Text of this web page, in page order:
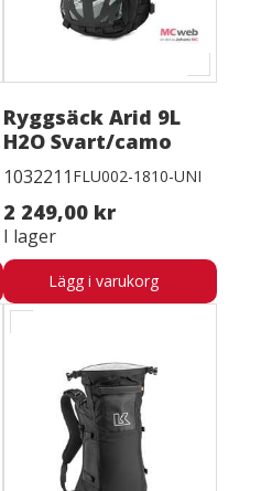
Ryggsäck Arid 9L
H2O Svart/camo
1032211 FLU002-1810-UNI
2 249,00 kr
I lager
Lägg i varukorg